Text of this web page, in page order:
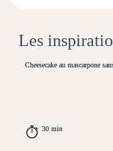
Les
Cheesecake au mascarpone
30 min